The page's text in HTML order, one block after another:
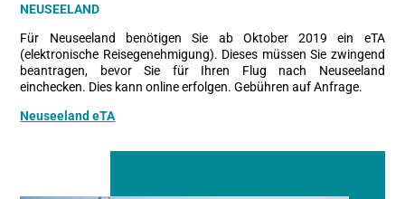
NEUSEELAND
Für Neuseeland benötigen Sie ab Oktober 2019 ein eTA
(elektronische Reisegenehmigung). Dieses müssen Sie zwingend
beantragen, bevor Sie für Ihren Flug nach Neuseeland
einchecken. Dies kann online erfolgen. Gebühren auf Anfrage.
Neuseeland eTA